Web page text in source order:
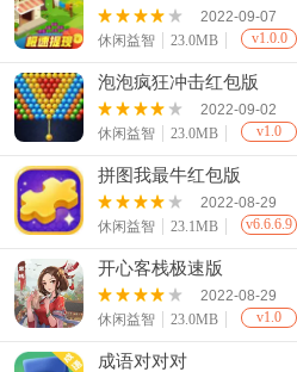
2022-09-07
休闲益智
23.0MB v1.0.0
泡泡疯狂冲击红包版
2022-09-02
休闲益智
23.0MB v1.0
拼图我最牛红包版
2022-08-29
休闲益智
23.1MB v6.6.6.9
开心客栈极速版
2022-08-29
休闲益智
23.0MB v1.0
成语对对对